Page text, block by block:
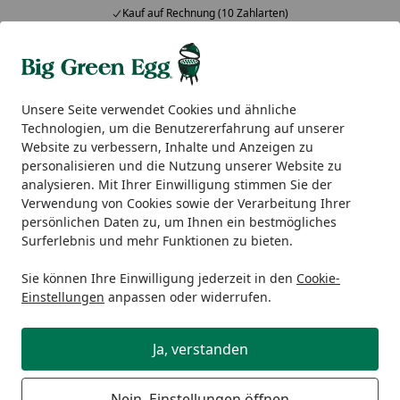
Unsere Seite verwendet Cookies und ähnliche
Technologien, um die Benutzererfahrung auf unserer
Website zu verbessern, Inhalte und Anzeigen zu
personalisieren und die Nutzung unserer Website zu
analysieren. Mit Ihrer Einwilligung stimmen Sie der
Verwendung von Cookies sowie der Verarbeitung Ihrer
persönlichen Daten zu, um Ihnen ein bestmögliches
Surferlebnis und mehr Funktionen zu bieten.
Sie können Ihre Einwilligung jederzeit in den Cookie-
Einstellungen anpassen oder widerrufen.
Ja, verstanden
Kauf auf Rechnung (10 Zahlarten)
Alle Produkte
Mein Konto
Suchen
Startseite
Big Green Egg Zubehör Sonstiges Big Green Egg
Big Green Egg Gusseisen-Grillpresse